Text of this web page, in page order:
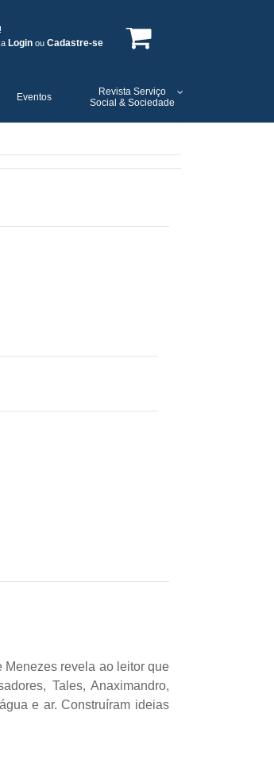
Login ou Cadastre-se
Eventos
Revista Serviço
Social & Sociedade
Menezes revela ao leitor que
Tales, Anaximandro,
e ar. Construíram ideias